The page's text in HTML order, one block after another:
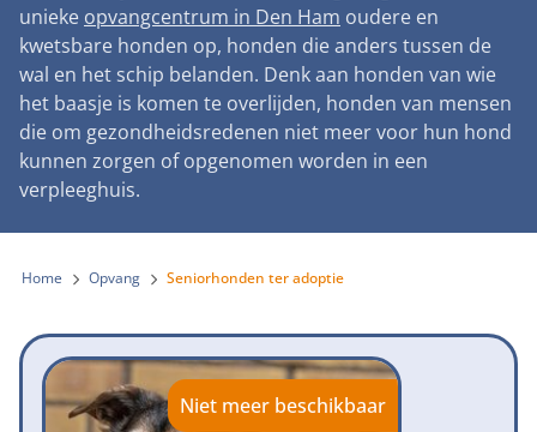
Landelijke registratie bijtincidenten
Verantwoord fokbeleid
Landelijk vuurwerkverbod
Verplichte pre-aanschaf cursus
Gemeentelijk meldpunt bijtincidenten
Bescherming tegen grasaren
Lezingen
Symposium Gemeentelijk Dierenbeleid
Teken onze petitie
Steun als bedrijf
Adopteer een seniorhond
Sponsor een seniorhond
Steun als vrijwilliger
Honden voor Honden Loop
Vraag een donatiebox aan
Wat wij doen
Onze organisatie
Samenwerking
Jaarverslag
Vacatures
Donateursmagazine Hond
Onze successen voor honden
Contactgegevens
Pers
Nieuws
Nieuwsbrief
Incassodata
Zoeken
unieke opvangcentrum in Den Ham oudere en
kwetsbare honden op, honden die anders tussen de
wal en het schip belanden. Denk aan honden van wie
het baasje is komen te overlijden, honden van mensen
die om gezondheidsredenen niet meer voor hun hond
kunnen zorgen of opgenomen worden in een
verpleeghuis.
Home Opvang Seniorhonden ter adoptie
Niet meer beschikbaar